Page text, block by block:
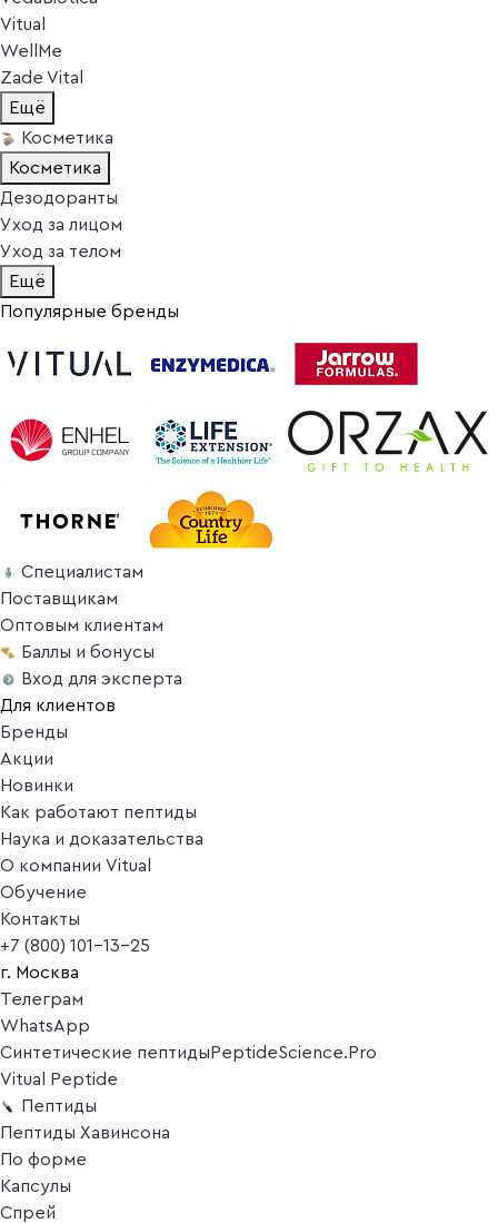
Vitual
WellMe
Zade Vital
Ещё
Косметика
Косметика
Дезодоранты
Уход за лицом
Уход за телом
Ещё
Популярные бренды
Специалистам
Поставщикам
Оптовым клиентам
Баллы и бонусы
Вход для эксперта
Для клиентов
Бренды
Акции
Новинки
Как работают пептиды
Наука и доказательства
О компании Vitual
Обучение
Контакты
+7 (800) 101-13-25
г. Москва
Телеграм
WhatsApp
Синтетические пептиды PeptideScience.Pro
Vitual Peptide
Пептиды
Пептиды Хавинсона
По форме
Капсулы
Спрей